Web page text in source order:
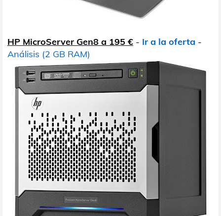
HP MicroServer Gen8 a 195 € - Ir a la oferta -
Análisis (2 GB RAM)